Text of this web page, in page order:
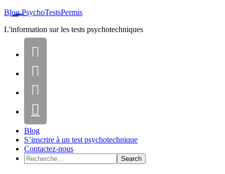
Blog PsychoTestsPermis
L'information sur les tests psychotechniques




Blog
S’inscrire à un test psychotechnique
Contactez-nous